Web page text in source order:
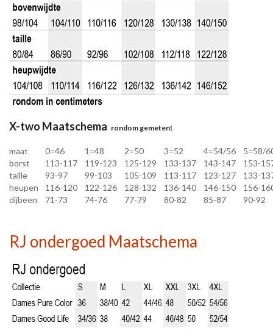
X-two Maatschema rondom gemeten!
maat 0=46 1=48 2=50 3=52 4=54/56
5=58/
borst
113-117 119-123 125-129 133-137 143-147
153-
taille
93-97 99-103 105-109 113-117 123-127
133-
heupen
116-120 122-126 128-132 136-140 146-150
156-
dijbeen
71-73 74-76 77-79 80-82 85-87 90-92
RJ ondergoed Maatschema